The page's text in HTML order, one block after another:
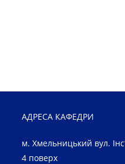
АДРЕСА КАФЕДРИ
м. Хмельницький вул.
4 поверх